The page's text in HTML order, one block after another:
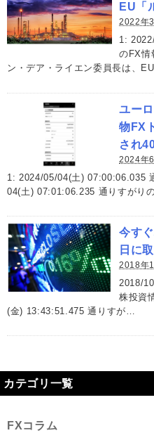
EU「
2022年
1:
のFX情
ン・デア・ライエン委員長は、
ユー
物FX
され
2024年
1: 2024/05/04(土) 07:00:06.035
04(土) 07:01:06.235 通りすがり
今す
日に
2018年
2018/
株投資
(金) 13:43:51.475 通りすが…
カテゴリ一覧
FXコラム